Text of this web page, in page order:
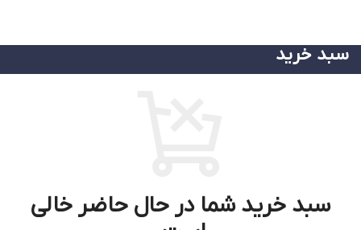
سبد خرید
سبد خرید شما در حال حاضر خالی